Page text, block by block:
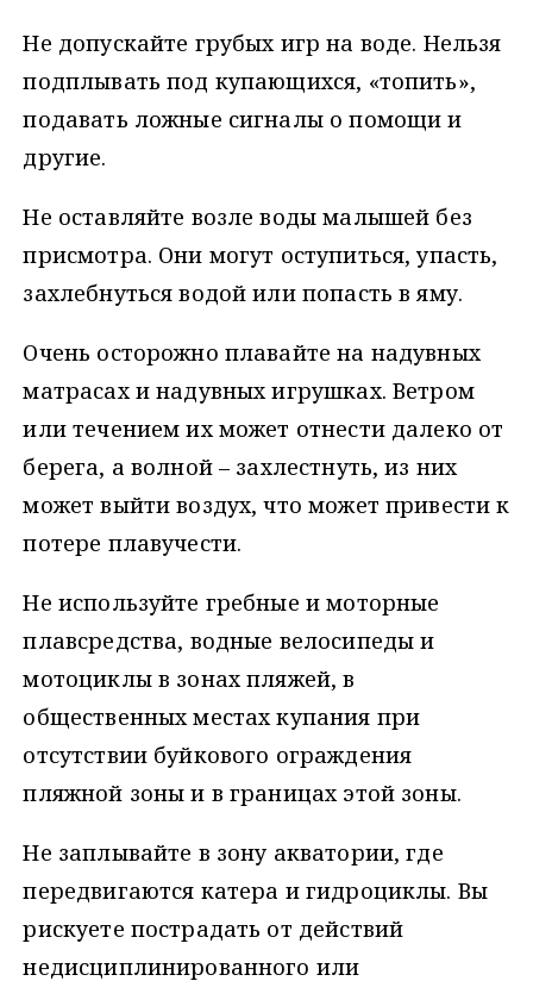
Не допускайте грубых игр на воде. Нельзя
подплывать под купающихся, «топить»,
подавать ложные сигналы о помощи и
другие.
Не оставляйте возле воды малышей без
присмотра. Они могут оступиться, упасть,
захлебнуться водой или попасть в яму.
Очень осторожно плавайте на надувных
матрасах и надувных игрушках. Ветром
или течением их может отнести далеко от
берега, а волной – захлестнуть, из них
может выйти воздух, что может привести к
потере плавучести.
Не используйте гребные и моторные
плавсредства, водные велосипеды и
мотоциклы в зонах пляжей, в
общественных местах купания при
отсутствии буйкового ограждения
пляжной зоны и в границах этой зоны.
Не заплывайте в зону акватории, где
передвигаются катера и гидроциклы. Вы
рискуете пострадать от действий
недисциплинированного или